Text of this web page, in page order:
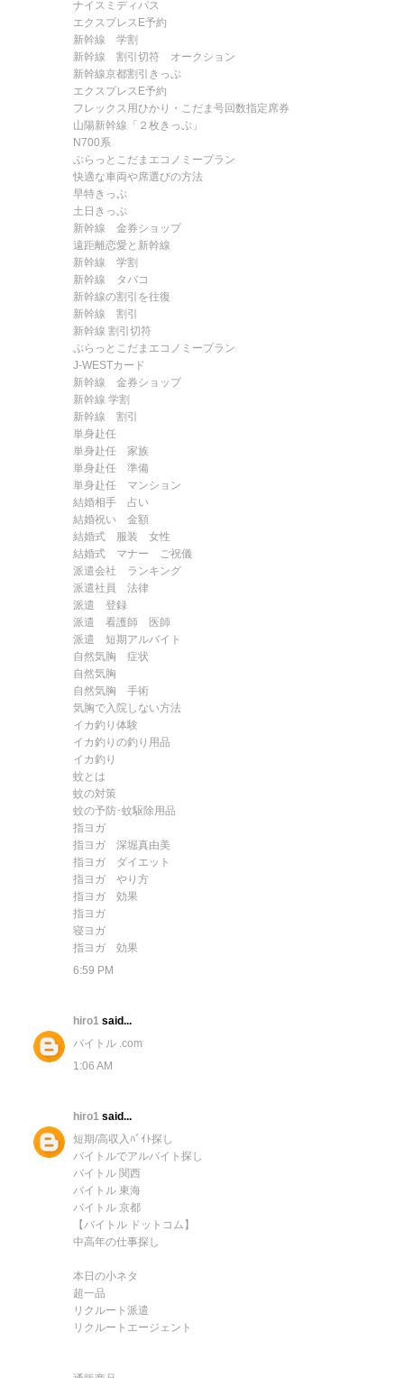
ナイスミディパス
エクスプレスE予約
新幹線 学割
新幹線 割引切符 オークション
新幹線京都割引きっぷ
エクスプレスE予約
フレックス用ひかり・こだま号回数指定席券
山陽新幹線「２枚きっぷ」
N700系
ぶらっとこだまエコノミープラン
快適な車両や席選びの方法
早特きっぷ
土日きっぷ
新幹線 金券ショップ
遠距離恋愛と新幹線
新幹線 学割
新幹線 タバコ
新幹線の割引を往復
新幹線 割引
新幹線 割引切符
ぷらっとこだまエコノミープラン
J-WESTカード
新幹線 金券ショップ
新幹線 学割
新幹線 割引
単身赴任
単身赴任 家族
単身赴任 準備
単身赴任 マンション
結婚相手 占い
結婚祝い 金額
結婚式 服装 女性
結婚式 マナー ご祝儀
派遣会社 ランキング
派遣社員 法律
派遣 登録
派遣 看護師 医師
派遣 短期アルバイト
自然気胸 症状
自然気胸
自然気胸 手術
気胸で入院しない方法
イカ釣り体験
イカ釣りの釣り用品
イカ釣り
蚊とは
蚊の対策
蚊の予防･蚊駆除用品
指ヨガ
指ヨガ 深堀真由美
指ヨガ ダイエット
指ヨガ やり方
指ヨガ 効果
指ヨガ
寝ヨガ
指ヨガ 効果
6:59 PM
hiro1 said...
バイトル .com
1:06 AM
hiro1 said...
短期/高収入ﾊﾞｲﾄ探し
バイトルでアルバイト探し
バイトル 関西
バイトル 東海
バイトル 京都
【バイトル ドットコム】
中高年の仕事探し
本日の小ネタ
超一品
リクルート派遣
リクルートエージェント